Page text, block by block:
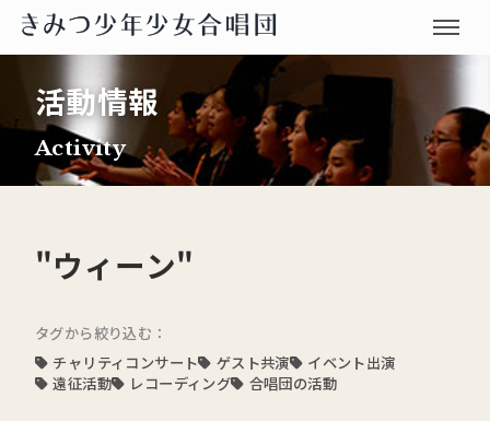
活動情報
Activity
"ウィーン"
タグから絞り込む：
チャリティコンサート
ゲスト共演
イベント出演
遠征活動
レコーディング 合唱団の活動